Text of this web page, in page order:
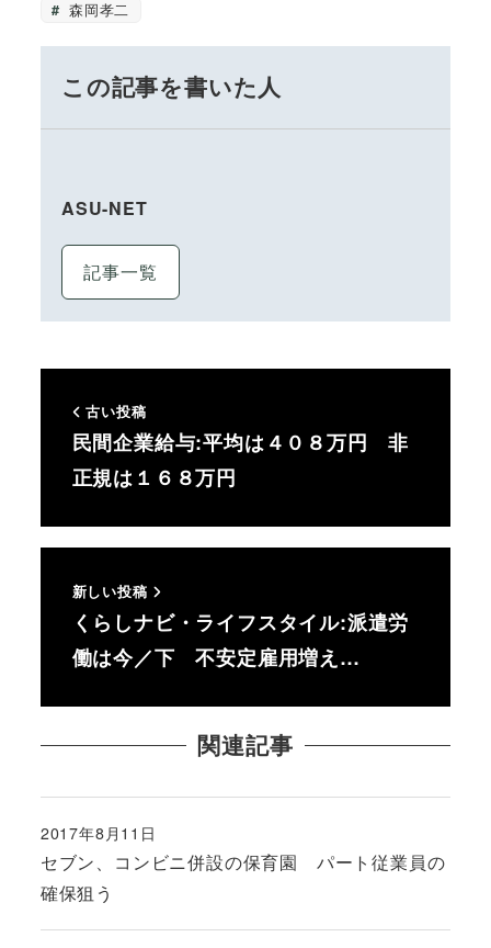
森岡孝二
この記事を書いた人
ASU-NET
記事一覧
古い投稿
民間企業給与:平均は４０８万円 非
正規は１６８万円
新しい投稿
くらしナビ・ライフスタイル:派遣労
働は今／下 不安定雇用増え…
関連記事
セブン、コンビニ併設の保育園 パート従業員の
確保狙う
投稿日
2017年8月11日